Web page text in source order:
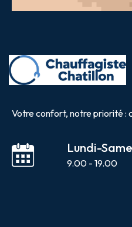
Votre confort, notre priorité :
Lundi-
9.00 - 19.00